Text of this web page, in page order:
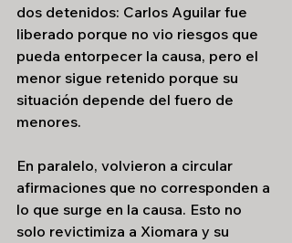
dos detenidos: Carlos Aguilar fue
liberado porque no vio riesgos que
pueda entorpecer la causa, pero el
menor sigue retenido porque su
situación depende del fuero de
menores.
En paralelo, volvieron a circular
afirmaciones que no corresponden a
lo que surge en la causa. Esto no
solo revictimiza a Xiomara y su